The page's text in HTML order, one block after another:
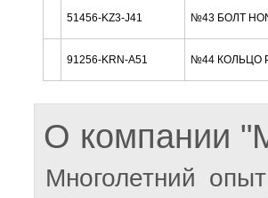
51456-KZ3-J41 №43 БОЛТ
91256-KRN-A51 №44 КОЛЬЦО
О компании
Многолетний